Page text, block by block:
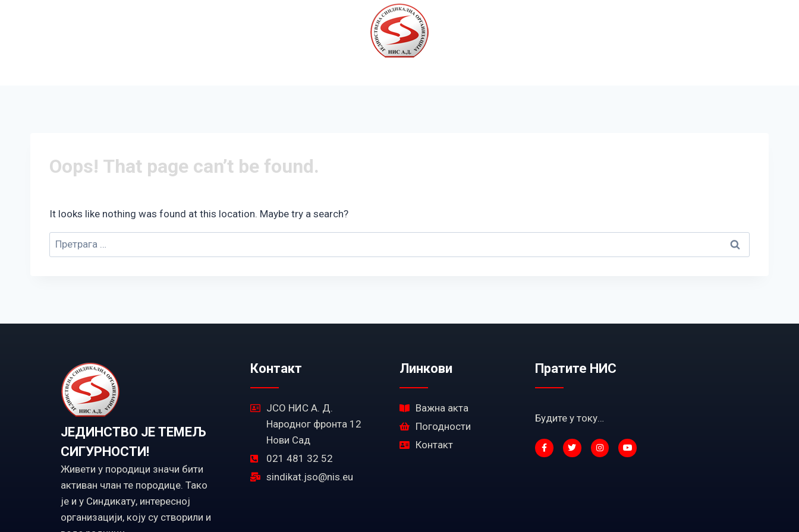
Oops! That page can’t be found.
It looks like nothing was found at this location. Maybe try a search?
ЈЕДИНСТВО ЈЕ ТЕМЕЉ
СИГУРНОСТИ!
Живети у породици значи бити
активан члан те породице. Тако
је и у Синдикату, интересној
организацији, коју су створили и
Контакт
ЈСО НИС А. Д.
Народног фронта 12
Нови Сад
021 481 32 52
sindikat.jso@nis.eu
Линкови
Важна акта
Погодности
Контакт
Пратите НИС
Будите у току…